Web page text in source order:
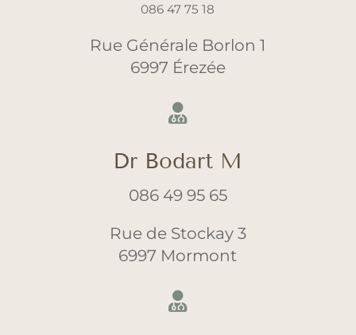
086 47 75 18
Rue Générale Borlon 1
6997 Érezée

Dr Bodart M
086 49 95 65
Rue de Stockay 3
6997 Mormont
